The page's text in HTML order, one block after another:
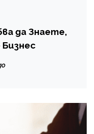
да Знаете,